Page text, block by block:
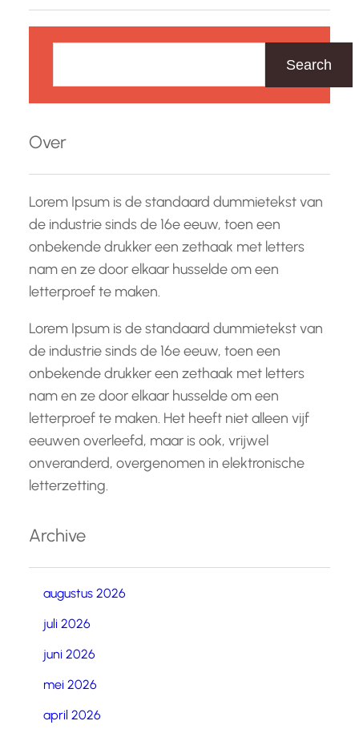
k
n
Search
Over
Lorem Ipsum is de standaard dummietekst van
de industrie sinds de 16e eeuw, toen een
onbekende drukker een zethaak met letters
nam en ze door elkaar husselde om een
letterproef te maken.
Lorem Ipsum is de standaard dummietekst van
de industrie sinds de 16e eeuw, toen een
onbekende drukker een zethaak met letters
nam en ze door elkaar husselde om een
letterproef te maken. Het heeft niet alleen vijf
eeuwen overleefd, maar is ook, vrijwel
onveranderd, overgenomen in elektronische
letterzetting.
Archive
augustus 2026
juli 2026
juni 2026
mei 2026
april 2026